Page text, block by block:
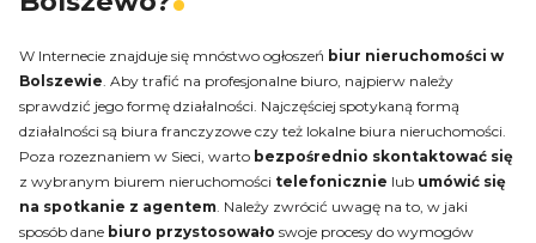
W Internecie znajduje się mnóstwo ogłoszeń biur nieruchomości w
Bolszewie. Aby trafić na profesjonalne biuro, najpierw należy
sprawdzić jego formę działalności. Najczęściej spotykaną formą
działalności są biura franczyzowe czy też lokalne biura nieruchomości.
Poza rozeznaniem w Sieci, warto bezpośrednio skontaktować się
z wybranym biurem nieruchomości telefonicznie lub umówić się
na spotkanie z agentem. Należy zwrócić uwagę na to, w jaki
sposób dane biuro przystosowało swoje procesy do wymogów